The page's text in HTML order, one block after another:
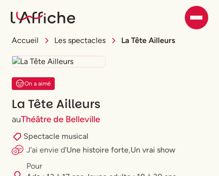
Accueil Les spectacles La Tête Ailleurs
On a aimé
La Tête Ailleurs
auThéâtre de Belleville
Spectacle musical
J'ai envie d'Une histoire forte,Un vrai show
Pour